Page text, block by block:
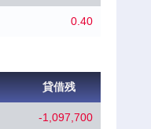
0.40
貸借残
-1,097,700